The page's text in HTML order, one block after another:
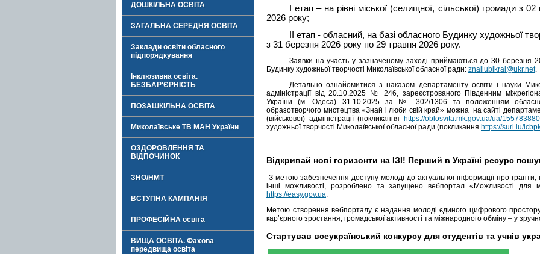
ДОШКІЛЬНА ОСВІТА
ЗАГАЛЬНА СЕРЕДНЯ ОСВІТА
Заклади освіти обласного
підпорядкування
Інклюзивна освіта.
БЕЗБАР'ЄРНІСТЬ
ПОЗАШКІЛЬНА ОСВІТА
Миколаївське ТВ МАН України
ОЗДОРОВЛЕННЯ ТА
ВІДПОЧИНОК
ЗНО/НМТ
ВСТУПНА КАМПАНІЯ
ПРОФЕСІЙНА освіта
ВИЩА ОСВІТА. Фахова
передвища освіта
І етап – на рівні міської (селищної, сільської) громади
2026 року;
ІІ етап - обласний, на базі обласного Будинку художньої
з 31 березня 2026 року по 29 травня 2026 року.
Заявки на участь у зазначеному заході приймаються до30 березня
Будинку художньої творчості Миколаївської обласної ради: znailubikrai@ukr.net.
Детально ознайомитися з наказом департаменту освіти і науки
адміністрації від 20.10.2025 № 246, зареєстрованого Південним
України (м. Одеса)
31.10.2025 за № 302/1306 та положенням
образотворчого мистецтва «Знай і люби свій край» можна на сайті
(військової) адміністрації (покликання
https://oblosvita.mk.gov.ua/ua/
художньої творчості Миколаївської обласної ради (покликання https://surl.lu/
Відкривай нові горизонти на ІЗІ! Перший в Україні ресурс
З метою забезпечення доступу молоді до актуальної інформації про
інші можливості, розроблено та запущено вебпортал «Можливості для
https://easy.gov.ua.
Метою створення вебпорталу є надання молоді єдиного цифрового
кар’єрного зростання, громадської активності та міжнародного обміну – у
Стартував всеукраїнський конкурсу для студентів та учнів